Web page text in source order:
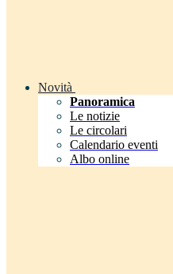
Novità
Panoramica
Le notizie
Le circolari
Calendario eventi
Albo online